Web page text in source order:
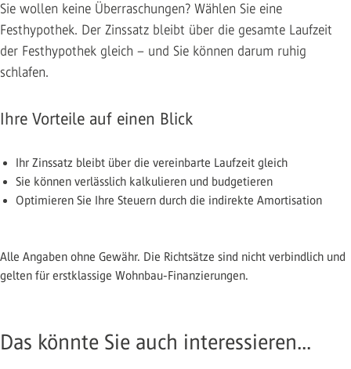
Sie wollen keine Überraschungen? Wählen Sie eine
Festhypothek. Der Zinssatz bleibt über die gesamte Laufzeit
der Festhypothek gleich – und Sie können darum ruhig
schlafen.
Ihre Vorteile auf einen Blick
Ihr Zinssatz bleibt über die vereinbarte Laufzeit gleich
Sie können verlässlich kalkulieren und budgetieren
Optimieren Sie Ihre Steuern durch die indirekte Amortisation
Alle Angaben ohne Gewähr. Die Richtsätze sind nicht verbindlich und
gelten für erstklassige Wohnbau-Finanzierungen.
Das könnte Sie auch interessieren...